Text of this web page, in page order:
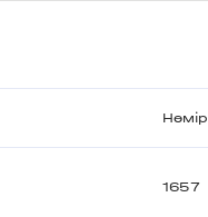
Нөмір
1657